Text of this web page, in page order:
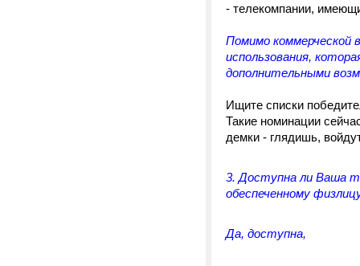
- телекомпании,
Помимо коммерческой
использования,
дополнительными
Ищите списки
Такие номинации
демки - глядишь,
3. Доступна ли Ваша
обеспеченному
Да, доступна,